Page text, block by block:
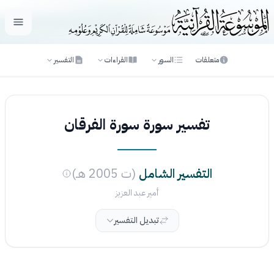
فتح
متعلقات السور القراءات التفسير
تفسير سورة سورة الفرقان
التفسير الشامل (ت 2005 هـ)
أمير عبد العزيز
تبديل التفسير